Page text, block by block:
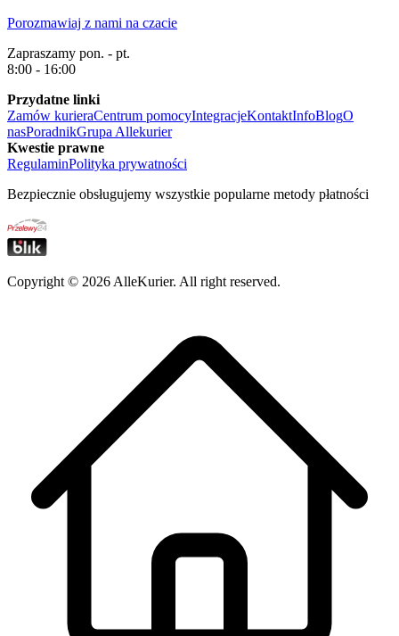
Porozmawiaj z nami na czacie
Zapraszamy pon. - pt.
8:00 - 16:00
Przydatne linki
Zamów kurieraCentrum pomocyIntegracjeKontaktInfoBlogO
nasPoradnikGrupa Allekurier
Kwestie prawne
RegulaminPolityka prywatności
Bezpiecznie obsługujemy wszystkie popularne metody płatności
Copyright © 2026 AlleKurier. All right reserved.